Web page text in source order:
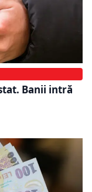
Banii intră